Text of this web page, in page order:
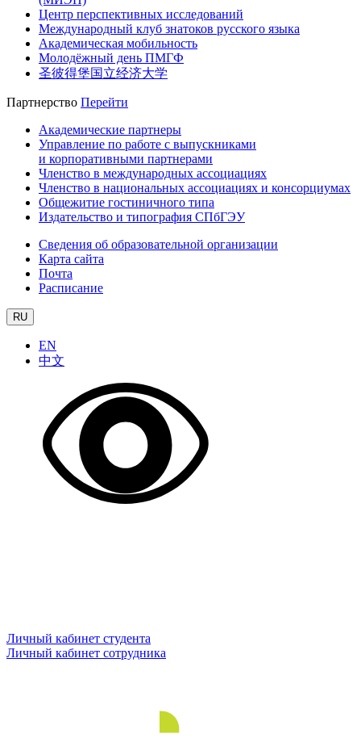
Центр перспективных исследований
Международный клуб знатоков русского языка
Академическая мобильность
Молодёжный день ПМГФ
圣彼得堡国立经济大学
Партнерство Перейти
Академические партнеры
Управление по работе с выпускниками
и корпоративными партнерами
Членство в международных ассоциациях
Членство в национальных ассоциациях и консорциумах
Общежитие гостиничного типа
Издательство и типография СПбГЭУ
Сведения об образовательной организации
Карта сайта
Почта
Расписание
RU
EN
中文
Личный кабинет студента
Личный кабинет сотрудника